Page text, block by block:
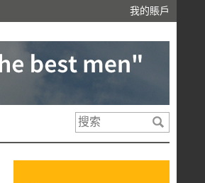
我的賬戶